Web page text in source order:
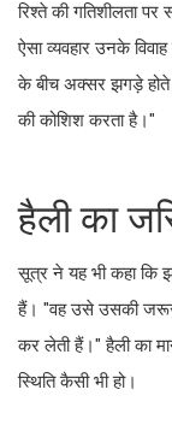
रिश्ते की गतिशीलता
ऐसा व्यवहार उनके
के बीच अक्सर झगड़े
की कोशिश करता है।"
हैली का
सूत्र ने यह भी कहा कि
हैं। "वह उसे उसकी
कर लेती हैं।" हैली का
स्थिति कैसी भी हो।